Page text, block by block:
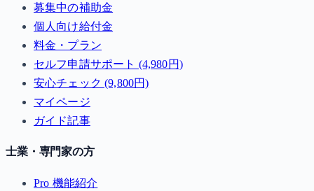
募集中の補助金
個人向け給付金
料金・プラン
セルフ申請サポート (4,980円)
安心チェック (9,800円)
マイページ
ガイド記事
士業・専門家の方
Pro 機能紹介